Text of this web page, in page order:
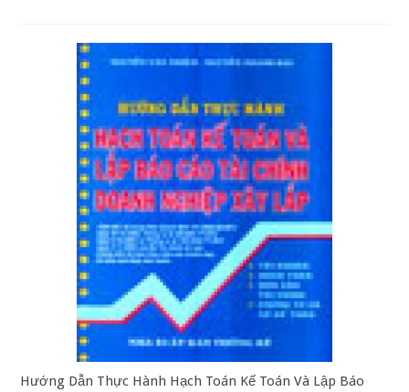
Hướng Dẫn Thực Hành Hạch Toán Kế Toán Và Lập Báo